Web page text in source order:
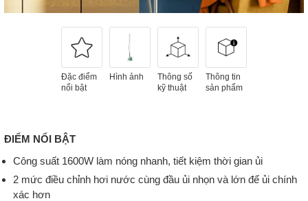
Đặc điểm
nổi bật
Hình ảnh
Thông số
kỹ thuật
Thông tin
sản phẩm
ĐIỂM NỔI BẬT
Công suất 1600W làm nóng nhanh, tiết kiệm thời gian ủi
2 mức điều chỉnh hơi nước cùng đầu ủi nhọn và lớn để ủi chính
xác hơn